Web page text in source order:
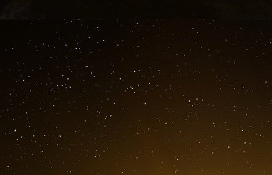
avec celles de l’essai clinique, on sera
traitement. »
Prédire la réponse des patients
C’est l’opportunité d’identifier les patients
manifester des effets secondaires ou de
cliniques importantes. Résultat : la recherche
n’est donc pas un hasard si le géant
2019 un programme de mécénat auprès
« Innovation numérique et science des